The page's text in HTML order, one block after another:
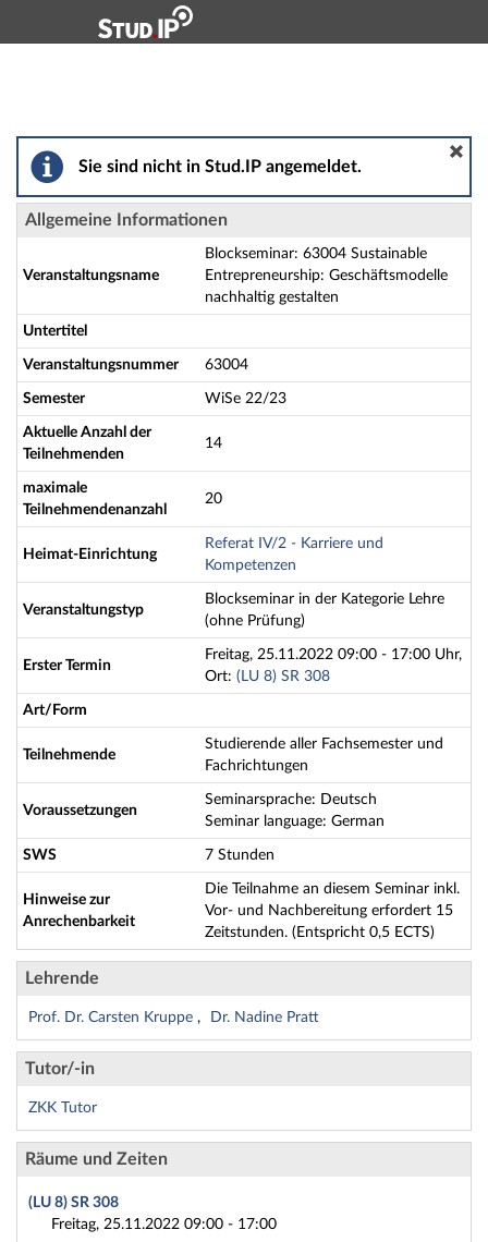
Hauptnavigation
Blockseminar: 63004 Sustainable Entrepreneurship:
Sie sind nicht in Stud.IP angemeldet.
Allgemeine Informationen
Veranstaltungsname
Blockseminar: 63004 Sustainable
Entrepreneurship: Geschäftsmodelle
nachhaltig gestalten
Untertitel
Veranstaltungsnummer 63004
Semester WiSe 22/23
Aktuelle Anzahl der
Teilnehmenden
14
maximale
Teilnehmendenanzahl
20
Heimat-Einrichtung
Referat IV/2 - Karriere und
Kompetenzen
Veranstaltungstyp
Blockseminar in der Kategorie Lehre
(ohne Prüfung)
Erster Termin
Freitag, 25.11.2022 09:00 - 17:00 Uhr,
Ort: (LU 8) SR 308
Art/Form
Teilnehmende
Studierende aller Fachsemester und
Fachrichtungen
Voraussetzungen
Seminarsprache: Deutsch
Seminar language: German
SWS 7 Stunden
Hinweise zur
Anrechenbarkeit
Die Teilnahme an diesem Seminar inkl.
Vor- und Nachbereitung erfordert 15
Zeitstunden. (Entspricht 0,5 ECTS)
Lehrende
Prof. Dr. Carsten Kruppe Dr. Nadine Pratt
Tutor/-in
ZKK Tutor
Räume und Zeiten
(LU 8) SR 308
Freitag, 25.11.2022 09:00 - 17:00